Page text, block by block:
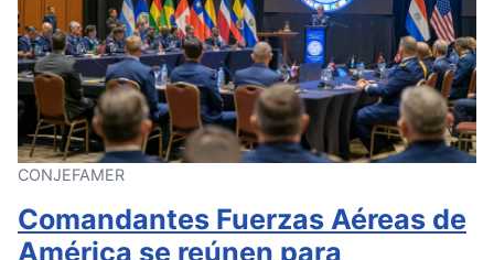
CONJEFAMER
Comandantes Fuerzas Aéreas de
América se reúnen para